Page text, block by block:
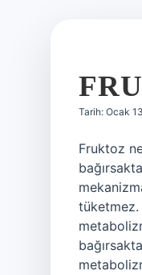
Tarih: Ocak
Fruktoz
tüketmez.